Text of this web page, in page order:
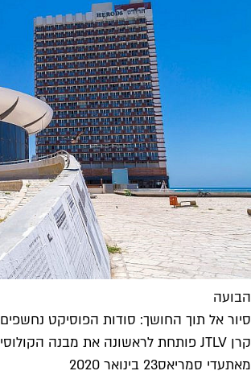
הבועה
סיור אל תוך החושך: סודות הפוסיקט נחשפים
קרן JTLV פותחת לראשונה את מבנה הקולוסיאום לציבור הרחב: סיור אוזניות חווייתי של האמנית עלית קרייז ידריך את הקהל בחללים שמספרים...
מאתעדי סמריאס23 בינואר 2020